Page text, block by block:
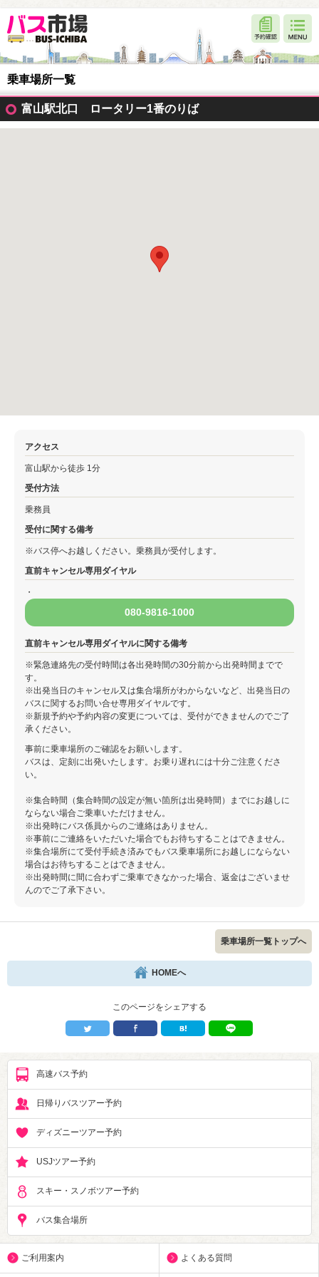
乗車場所一覧
富山駅北口 ロータリー1番のりば
アクセス
富山駅から徒歩 1分
受付方法
乗務員
受付に関する備考
※バス停へお越しください。乗務員が受付します。
直前キャンセル専用ダイヤル
・
080-9816-1000
直前キャンセル専用ダイヤルに関する備考
※緊急連絡先の受付時間は各出発時間の30分前から出発時間までで
す。
※出発当日のキャンセル又は集合場所がわからないなど、出発当日の
バスに関するお問い合せ専用ダイヤルです。
※新規予約や予約内容の変更については、受付ができませんのでご了
承ください。
事前に乗車場所のご確認をお願いします。
バスは、定刻に出発いたします。お乗り遅れには十分ご注意くださ
い。
※集合時間（集合時間の設定が無い箇所は出発時間）までにお越しに
ならない場合ご乗車いただけません。
※出発時にバス係員からのご連絡はありません。
※事前にご連絡をいただいた場合でもお待ちすることはできません。
※集合場所にて受付手続き済みでもバス乗車場所にお越しにならない
場合はお待ちすることはできません。
※出発時間に間に合わずご乗車できなかった場合、返金はございませ
んのでご了承下さい。
乗車場所一覧トップへ
HOMEへ
このページをシェアする
高速バス予約
日帰りバスツアー予約
ディズニーツアー予約
USJツアー予約
スキー・スノボツアー予約
バス集合場所
ご利用案内 よくある質問